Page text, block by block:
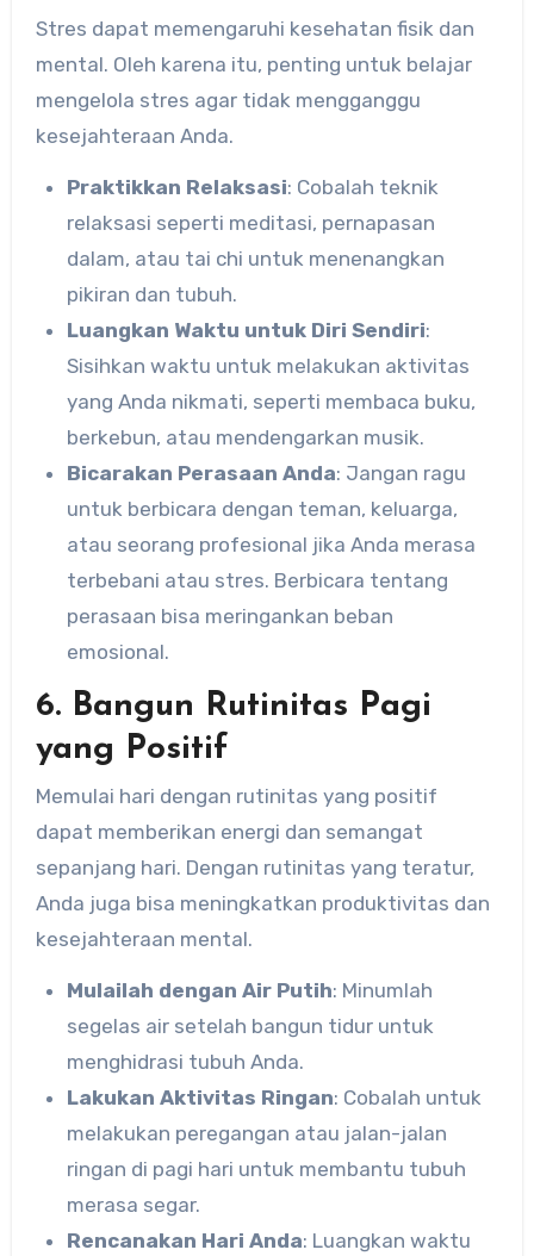
Stres dapat memengaruhi kesehatan fisik dan
mental. Oleh karena itu, penting untuk belajar
mengelola stres agar tidak mengganggu
kesejahteraan Anda.
Praktikkan Relaksasi: Cobalah teknik
relaksasi seperti meditasi, pernapasan
dalam, atau tai chi untuk menenangkan
pikiran dan tubuh.
Luangkan Waktu untuk Diri Sendiri:
Sisihkan waktu untuk melakukan aktivitas
yang Anda nikmati, seperti membaca buku,
berkebun, atau mendengarkan musik.
Bicarakan Perasaan Anda: Jangan ragu
untuk berbicara dengan teman, keluarga,
atau seorang profesional jika Anda merasa
terbebani atau stres. Berbicara tentang
perasaan bisa meringankan beban
emosional.
6. Bangun Rutinitas Pagi
yang Positif
Memulai hari dengan rutinitas yang positif
dapat memberikan energi dan semangat
sepanjang hari. Dengan rutinitas yang teratur,
Anda juga bisa meningkatkan produktivitas dan
kesejahteraan mental.
Mulailah dengan Air Putih: Minumlah
segelas air setelah bangun tidur untuk
menghidrasi tubuh Anda.
Lakukan Aktivitas Ringan: Cobalah untuk
melakukan peregangan atau jalan-jalan
ringan di pagi hari untuk membantu tubuh
merasa segar.
Rencanakan Hari Anda: Luangkan waktu